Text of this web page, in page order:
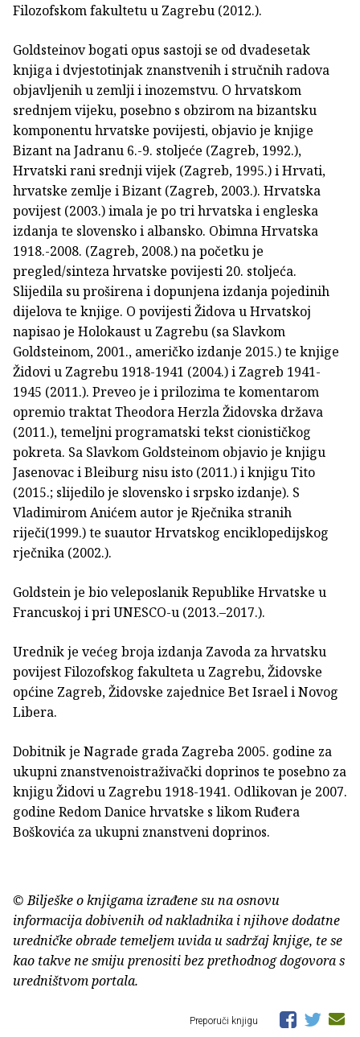
Filozofskom fakultetu u Zagrebu (2012.).
Goldsteinov bogati opus sastoji se od dvadesetak
knjiga i dvjestotinjak znanstvenih i stručnih radova
objavljenih u zemlji i inozemstvu. O hrvatskom
srednjem vijeku, posebno s obzirom na bizantsku
komponentu hrvatske povijesti, objavio je knjige
Bizant na Jadranu 6.-9. stoljeće (Zagreb, 1992.),
Hrvatski rani srednji vijek (Zagreb, 1995.) i Hrvati,
hrvatske zemlje i Bizant (Zagreb, 2003.). Hrvatska
povijest (2003.) imala je po tri hrvatska i engleska
izdanja te slovensko i albansko. Obimna Hrvatska
1918.-2008. (Zagreb, 2008.) na početku je
pregled/sinteza hrvatske povijesti 20. stoljeća.
Slijedila su proširena i dopunjena izdanja pojedinih
dijelova te knjige. O povijesti Židova u Hrvatskoj
napisao je Holokaust u Zagrebu (sa Slavkom
Goldsteinom, 2001., američko izdanje 2015.) te knjige
Židovi u Zagrebu 1918-1941 (2004.) i Zagreb 1941-
1945 (2011.). Preveo je i prilozima te komentarom
opremio traktat Theodora Herzla Židovska država
(2011.), temeljni programatski tekst cionističkog
pokreta. Sa Slavkom Goldsteinom objavio je knjigu
Jasenovac i Bleiburg nisu isto (2011.) i knjigu Tito
(2015.; slijedilo je slovensko i srpsko izdanje). S
Vladimirom Anićem autor je Rječnika stranih
riječi(1999.) te suautor Hrvatskog enciklopedijskog
rječnika (2002.).
Goldstein je bio veleposlanik Republike Hrvatske u
Francuskoj i pri UNESCO-u (2013.–2017.).
Urednik je većeg broja izdanja Zavoda za hrvatsku
povijest Filozofskog fakulteta u Zagrebu, Židovske
općine Zagreb, Židovske zajednice Bet Israel i Novog
Libera.
Dobitnik je Nagrade grada Zagreba 2005. godine za
ukupni znanstvenoistraživački doprinos te posebno za
knjigu Židovi u Zagrebu 1918-1941. Odlikovan je 2007.
godine Redom Danice hrvatske s likom Ruđera
Boškovića za ukupni znanstveni doprinos.
© Bilješke o knjigama izrađene su na osnovu
informacija dobivenih od nakladnika i njihove dodatne
uredničke obrade temeljem uvida u sadržaj knjige, te se
kao takve ne smiju prenositi bez prethodnog dogovora s
uredništvom portala.
Preporuči knjigu